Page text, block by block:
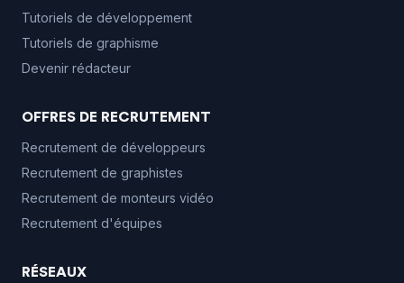
Tutoriels de développement
Tutoriels de graphisme
Devenir rédacteur
OFFRES DE RECRUTEMENT
Recrutement de développeurs
Recrutement de graphistes
Recrutement de monteurs vidéo
Recrutement d'équipes
RÉSEAUX